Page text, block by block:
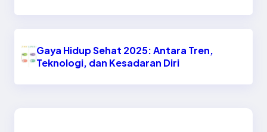
Gaya Hidup Sehat 2025: Antara Tren,
Teknologi, dan Kesadaran Diri